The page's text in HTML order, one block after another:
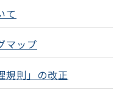
て
マップ
規則」の改正